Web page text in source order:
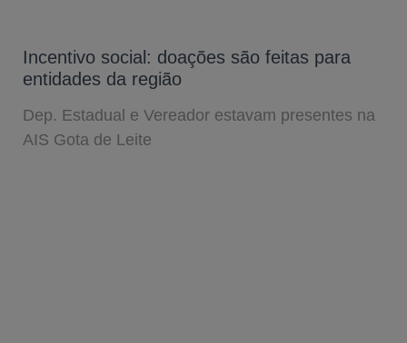
Incentivo social: doações são feitas para
entidades da região
Dep. Estadual e Vereador estavam presentes na
AIS Gota de Leite